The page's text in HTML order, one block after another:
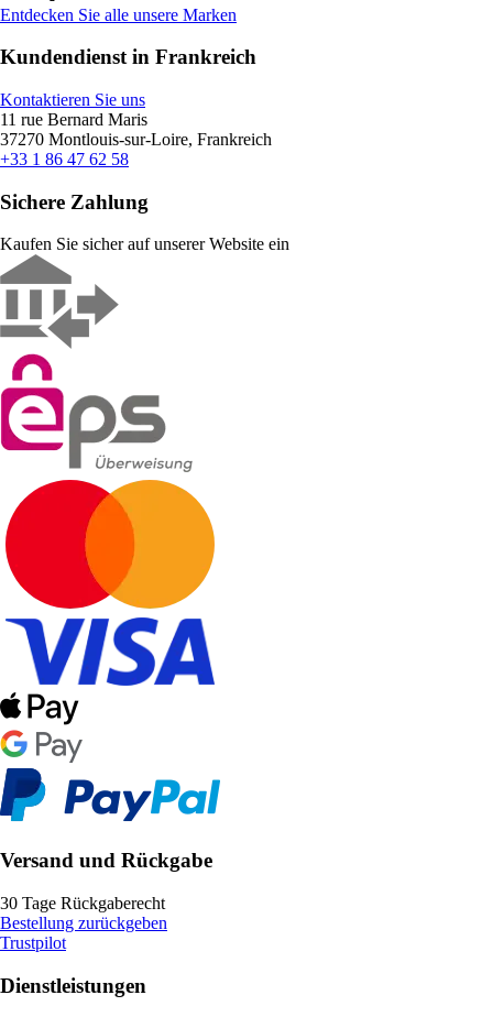
Entdecken Sie alle unsere Marken
Kundendienst in Frankreich
Kontaktieren Sie uns
11 rue Bernard Maris
37270 Montlouis-sur-Loire, Frankreich
+33 1 86 47 62 58
Sichere Zahlung
Kaufen Sie sicher auf unserer Website ein
Versand und Rückgabe
30 Tage Rückgaberecht
Bestellung zurückgeben
Trustpilot
Dienstleistungen